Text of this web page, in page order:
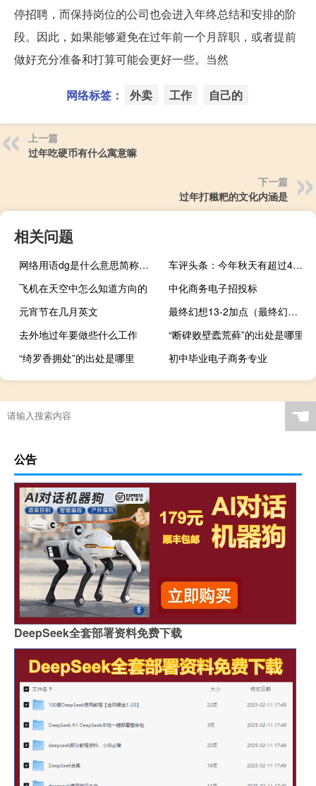
停招聘，而保持岗位的公司也会进入年终总结和安排的阶
段。因此，如果能够避免在过年前一个月辞职，或者提前
做好充分准备和打算可能会更好一些。当然
网络标签： 外卖 工作 自己的
上一篇
过年吃硬币有什么寓意嘛
下一篇
过年打糍粑的文化内涵是
相关问题
网络用语dg是什么意思简称，dg在饭圈是什么意思什么梗
车评头条：今年秋天有超过400万驾车者有没有MoT的违法驾驶危险
飞机在天空中怎么知道方向的
中化商务电子招投标
元宵节在几月英文
最终幻想13-2加点（最终幻想132）
去外地过年要做些什么工作
“断碑败壁蠹荒藓”的出处是哪里
“绮罗香拥处”的出处是哪里
初中毕业电子商务专业
☚
公告
DeepSeek全套部署资料免费下载